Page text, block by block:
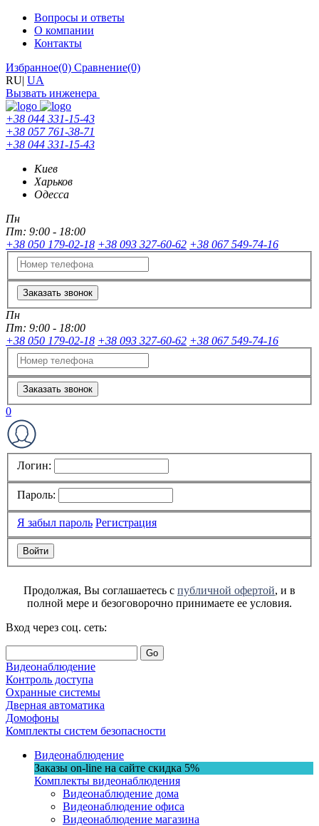
Вопросы и ответы
О компании
Контакты
Избранное(0) Сравнение(0)
RU| UA
Вызвать инженера
+38 044 331-15-43
+38 057 761-38-71
+38 044 331-15-43
Киев
Харьков
Одесса
Пн
Пт: 9:00 - 18:00
+38 050 179-02-18 +38 093 327-60-62 +38 067 549-74-16
Заказать звонок
Пн
Пт: 9:00 - 18:00
+38 050 179-02-18 +38 093 327-60-62 +38 067 549-74-16
Заказать звонок
0
Логин:
Пароль:
Я забыл пароль Регистрация
Продолжая, Вы соглашаетесь с публичной офертой, и в
полной мере и безоговорочно принимаете ее условия.
Вход через соц. сеть:
Go
Видеонаблюдение
Контроль доступа
Охранные системы
Дверная автоматика
Домофоны
Комплекты систем безопасности
Видеонаблюдение
Заказы on-line на сaйте скидка 5%
Комплекты видеонаблюдения
Видеонаблюдение дома
Видеонаблюдение офиса
Видеонаблюдение магазина